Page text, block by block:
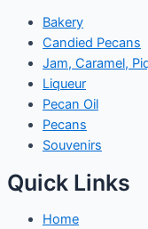
Bakery
Candied Pecans
Jam, Caramel,
Liqueur
Pecan Oil
Pecans
Souvenirs
Quick Links
Home